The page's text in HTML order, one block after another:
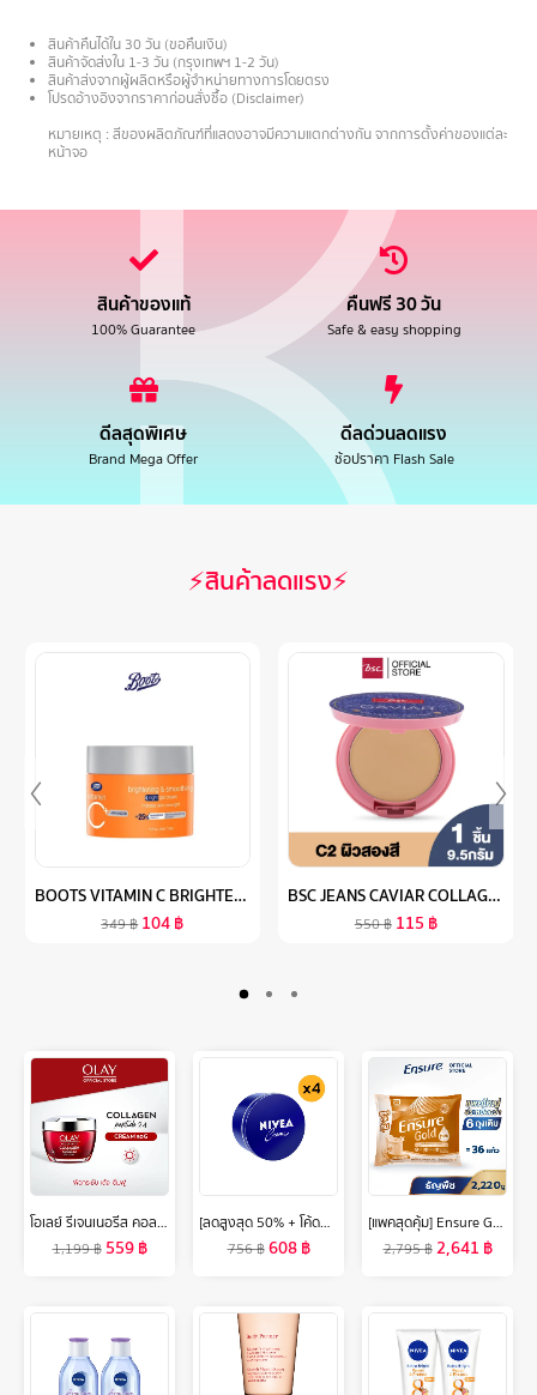
สินค้าคืนได้ใน 30 วัน (ขอคืนเงิน)
สินค้าจัดส่งใน 1-3 วัน (กรุงเทพฯ 1-2 วัน)
สินค้าส่งจากผู้ผลิตหรือผู้จำหน่ายทางการโดยตรง
โปรดอ้างอิงจากราคาก่อนสั่งซื้อ (Disclaimer)
หมายเหตุ : สีของผลิตภัณฑ์ที่แสดงอาจมีความแตกต่างกัน จากการตั้งค่าของแต่ละ
หน้าจอ
สินค้าของแท้
100% Guarantee
คืนฟรี 30 วัน
Safe & easy shopping
ดีลสุดพิเศษ
Brand Mega Offer
ดีลด่วนลดแรง
ช้อปราคา Flash Sale
⚡สินค้าลดแรง⚡
BOOTS VITAMIN C BRIGHTENING& SMOOTHING NIGHT GEL CREAM บู๊ทส์ วิตามิน ซี แอดวานซ์ ไบร์ทเทนนิ่ง แอนด์ สมูทติ้ง ไนท์ เจล ครีม 50 มล
349฿ 104฿
BSC JEANS CAVIAR COLLAGEN POWDER SPF45 PA+++ เนื้อแป้งสัมผัสบางเบา ผิวหน้าแลดูกระจ่างใส ลดความมัน ให้ผิวอื่มเอิบ เนียนนุ่ม แป้งพัพ เครื่องสำอาง
550฿ 115 ฿
โอเลย์ รีเจนเนอรีส คอลลาเจน-เปปไทด์24 ครีม 50 กรัม. ลดเลือนริ้วรอย สกินแคร์ Olay Regenerist Collagen-Peptide24 Moisturizer Cream 50G
1,199฿ 559฿
[ลดสูงสุด 50% + โค้ดลดเพิ่ม 20%]นีเวีย ครีมบำรุงผิว สูตรเข้มข้น 250 มล. 4 ชิ้น NIVEA
756฿608฿
[แพคสุดคุ้ม] Ensure Gold เอนชัวร์ โกลด์ กลิ่นธัญพืช แบบถุงเติม 2,220g Ensure Gold Wheat Sachet 2,220g
2,795฿2,641 ฿